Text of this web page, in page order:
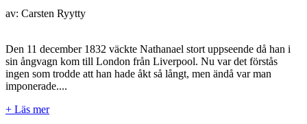
av: Carsten Ryytty
Den 11 december 1832 väckte Nathanael stort uppseende då han i
sin ångvagn kom till London från Liverpool. Nu var det förstås
ingen som trodde att han hade åkt så långt, men ändå var man
imponerade....
+ Läs mer